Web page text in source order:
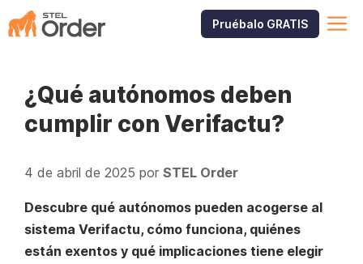
Saltar
al
Pruébalo GRATIS
¿Qué autónomos deben
cumplir con Verifactu?
4 de abril de 2025 por STEL Order
Descubre qué autónomos pueden acogerse al
sistema Verifactu, cómo funciona, quiénes
están exentos y qué implicaciones tiene elegir